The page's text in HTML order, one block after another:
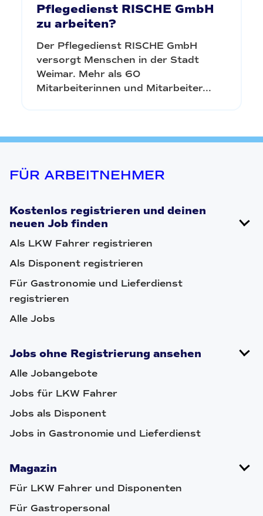
Pflegedienst RISCHE GmbH
zu arbeiten?
Der Pflegedienst RISCHE GmbH
versorgt Menschen in der Stadt
Weimar. Mehr als 60
Mitarbeiterinnen und Mitarbeiter...
FÜR ARBEITNEHMER
Kostenlos registrieren und deinen
neuen Job finden
Als LKW Fahrer registrieren
Als Disponent registrieren
Für Gastronomie und Lieferdienst
registrieren
Alle Jobs
Jobs ohne Registrierung ansehen
Alle Jobangebote
Jobs für LKW Fahrer
Jobs als Disponent
Jobs in Gastronomie und Lieferdienst
Magazin
Für LKW Fahrer und Disponenten
Für Gastropersonal